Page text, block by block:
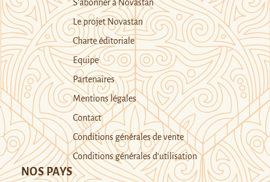
S’abonner à Novastan
Le projet Novastan
Charte éditoriale
Equipe
Partenaires
Mentions légales
Contact
Conditions générales de vente
Conditions générales d’utilisation
NOS PAYS